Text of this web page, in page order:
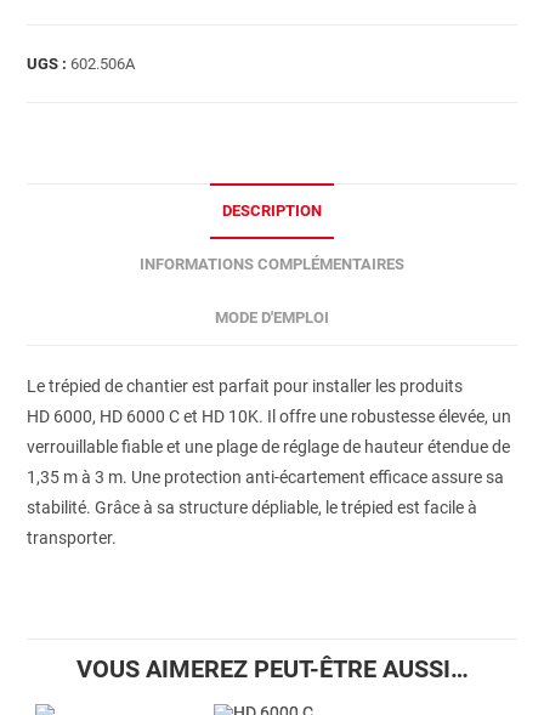
UGS :602.506A
DESCRIPTION
INFORMATIONS COMPLÉMENTAIRES
MODE D'EMPLOI
Le trépied de chantier est parfait pour installer les produits
HD 6000, HD 6000 C et HD 10K. Il offre une robustesse élevée, un
verrouillable fiable et une plage de réglage de hauteur étendue de
1,35 m à 3 m. Une protection anti-écartement efficace assure sa
stabilité. Grâce à sa structure dépliable, le trépied est facile à
transporter.
VOUS AIMEREZ PEUT-ÊTRE AUSSI…